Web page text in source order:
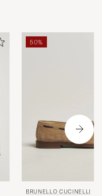
seiner Freundin
Solomeo. Hier
halbes Jahrhundert
damals eine
50%
BRUNELLO CUCINELLI